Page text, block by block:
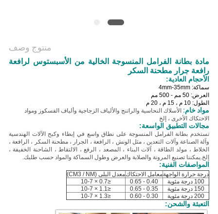
منتوج وصف
مادة بطانة الفرامل المنسوجة الخالية من الأسبستوس لرافعة
رافعة جرار مطحنة السكر
الأحجام العادية:
سماكة: 4mm-35mm
العرض: 50 مم - 500 مم
الطول: 10 م ، 15 م ، 20 م
مواد خام: الأسلاك النحاسية والراتنج والألياف الزجاجية وألياف الفسكوز ومواد
الاحتكاك الأخرى ، إلخ
مجالات التطبيق الواسعة:
تستخدم بطانة الفرامل المنسوجة على نطاق واسع في إبطاء وكبح الآلات الهندسية
وآلة الصناعة وآلات التعدين ، مثل الونش ، الرافعة ، الجرار ، مطحنة السكر ، الرافعة ،
الخلاط ، مولد الطاقة ، آلات البناء ، المصعد ، الرفع ، الالتقاط ، الشاحنة الخفيفة ،
إلخ.يمكننا تصنيع المرونة والصلابة والعرض وطول السماكة والمواد حسب طلبك.
المواصفات الفنية:
درجة حرارة الواجهةمعامل الاحتكاكمعدل البلى (CM3 / NM)
100 درجة مئوية
0.40 - 0.65
≤0.7 × 10-7
150 درجة مئوية
0.35 - 0.65
≤1.1 × 10-7
200 درجة مئوية
0.30 - 0.60
≤1.3 × 10-7
التعبئة والشحن: